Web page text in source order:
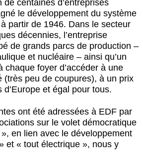
centaines d’entreprises
le développement du système
partir de 1946. Dans le secteur
décennies, l’entreprise
de grands parcs de production –
et nucléaire – ainsi qu’un
chaque foyer d’accéder à une
(très peu de coupures), à un prix
et égal pour tous.
ont été adressées à EDF par
sur le volet démocratique
en lien avec le développement
et « tout électrique », nous y